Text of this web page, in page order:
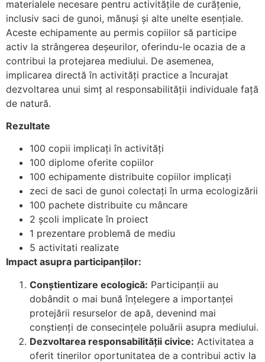
materialele necesare pentru activitățile de curățenie,
inclusiv saci de gunoi, mănuși și alte unelte esențiale.
Aceste echipamente au permis copiilor să participe
activ la strângerea deșeurilor, oferindu-le ocazia de a
contribui la protejarea mediului. De asemenea,
implicarea directă în activități practice a încurajat
dezvoltarea unui simț al responsabilității individuale față
de natură.
Rezultate
100 copii implicați în activități
100 diplome oferite copiilor
100 echipamente distribuite copiilor implicați
zeci de saci de gunoi colectați în urma ecologizării
100 pachete distribuite cu mâncare
2 școli implicate în proiect
1 prezentare problemă de mediu
5 activitati realizate
Impact asupra participanților:
Conștientizare ecologică: Participanții au
dobândit o mai bună înțelegere a importanței
protejării resurselor de apă, devenind mai
conștienți de consecințele poluării asupra mediului.
Dezvoltarea responsabilității civice: Activitatea a
oferit tinerilor oportunitatea de a contribui activ la